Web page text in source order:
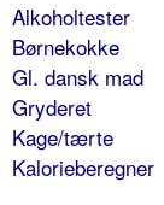
Alkoholtester
Børnekokke
Gl. dansk mad
Gryderet
Kage/tærte
Kalorieberegner